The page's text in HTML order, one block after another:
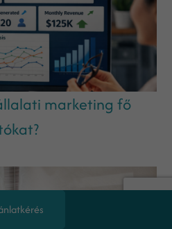
marketing fő